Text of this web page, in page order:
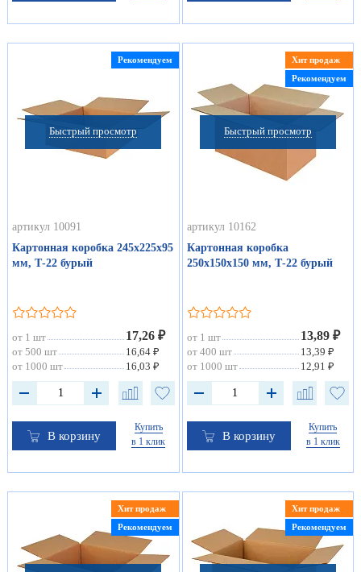
Быстрый просмотр
Рекомендуем
артикул 10091
Картонная коробка 245х225х95
мм, Т-22 бурый
от 1 шт 17,26 ₽
от 500 шт
16,64 ₽
от 1000 шт
16,03 ₽
В корзину
Купить
в 1 клик
Быстрый просмотр
Хит продаж
Рекомендуем
артикул 10162
Картонная коробка
250х150х150 мм, Т-22 бурый
от 1 шт 13,89 ₽
от 400 шт
13,39 ₽
от 1000 шт
12,91 ₽
В корзину
Купить
в 1 клик
Хит продаж
Рекомендуем
Хит продаж
Рекомендуем